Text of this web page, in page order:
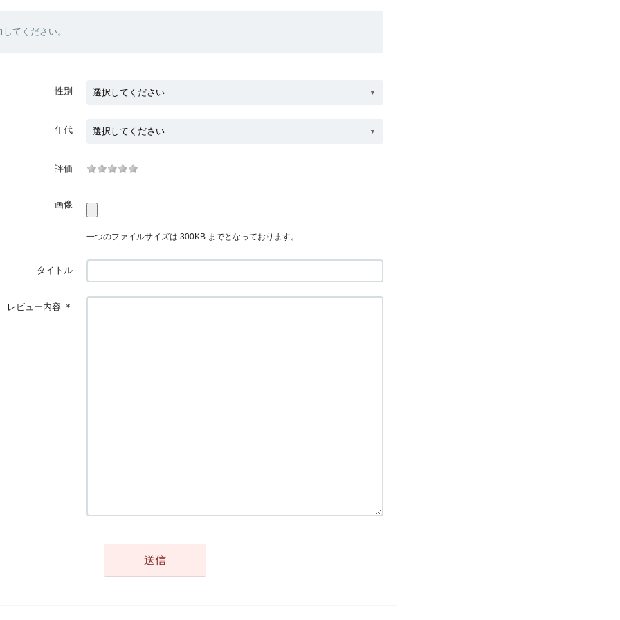
てください。
性別
年代
評価
画像
一つのファイルサイズは 300KB までとなっております。
タイトル
レビュー内容 ＊